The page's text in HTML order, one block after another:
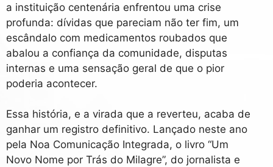
a instituição centenária enfrentou uma crise
profunda: dívidas que pareciam não ter fim, um
escândalo com medicamentos roubados que
abalou a confiança da comunidade, disputas
internas e uma sensação geral de que o pior
poderia acontecer.
Essa história, e a virada que a reverteu, acaba de
ganhar um registro definitivo. Lançado neste ano
pela Noa Comunicação Integrada, o livro “Um
Novo Nome por Trás do Milagre”, do jornalista e